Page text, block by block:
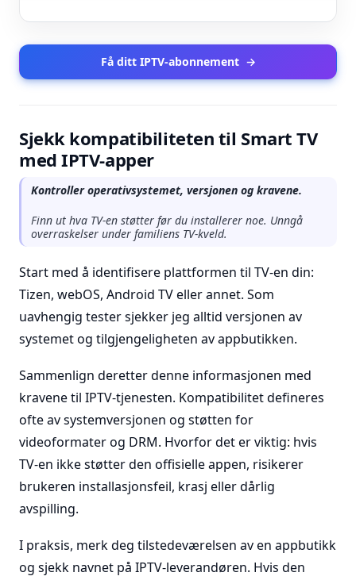
Få ditt IPTV-abonnement →
Sjekk kompatibiliteten til Smart TV
med IPTV-apper
Kontroller operativsystemet, versjonen og kravene.
Finn ut hva TV-en støtter før du installerer noe. Unngå
overraskelser under familiens TV-kveld.
Start med å identifisere plattformen til TV-en din:
Tizen, webOS, Android TV eller annet. Som
uavhengig tester sjekker jeg alltid versjonen av
systemet og tilgjengeligheten av appbutikken.
Sammenlign deretter denne informasjonen med
kravene til IPTV-tjenesten. Kompatibilitet defineres
ofte av systemversjonen og støtten for
videoformater og DRM. Hvorfor det er viktig: hvis
TV-en ikke støtter den offisielle appen, risikerer
brukeren installasjonsfeil, krasj eller dårlig
avspilling.
I praksis, merk deg tilstedeværelsen av en appbutikk
og sjekk navnet på IPTV-leverandøren. Hvis den